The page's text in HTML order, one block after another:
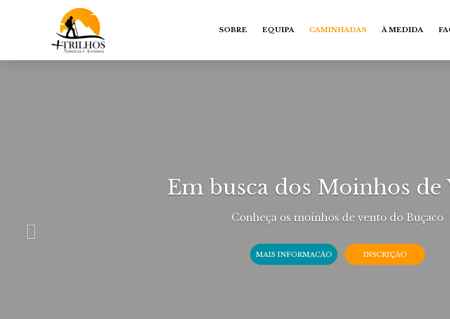
SOBRE EQUIPA CAMINHADAS À MEDIDA
Em busca dos Moinhos de
Conheça os moinhos de vento do Buçaco
MAIS INFORMACÃO INSCRIÇÃO